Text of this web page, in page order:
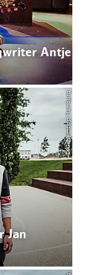
Antje
© Geheimtipp Hamburg
Jan